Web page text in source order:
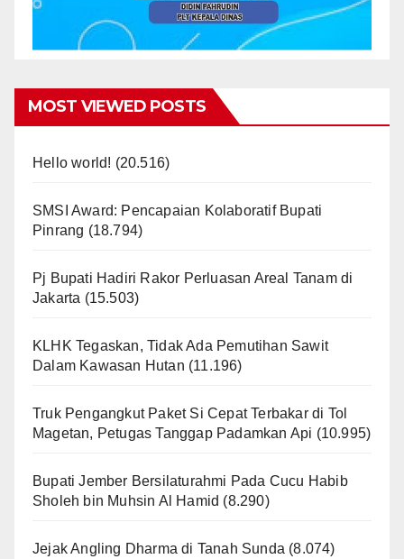
MOST VIEWED POSTS
Hello world! (20.516)
SMSI Award: Pencapaian Kolaboratif Bupati
Pinrang (18.794)
Pj Bupati Hadiri Rakor Perluasan Areal Tanam di
Jakarta (15.503)
KLHK Tegaskan, Tidak Ada Pemutihan Sawit
Dalam Kawasan Hutan (11.196)
Truk Pengangkut Paket Si Cepat Terbakar di Tol
Magetan, Petugas Tanggap Padamkan Api (10.995)
Bupati Jember Bersilaturahmi Pada Cucu Habib
Sholeh bin Muhsin Al Hamid (8.290)
Jejak Angling Dharma di Tanah Sunda (8.074)